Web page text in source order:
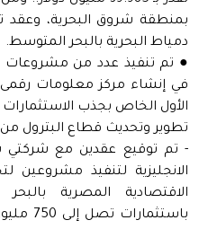
بمنطقة شروق البحرية، وعقد
دمياط البحرية بالبحر المتوسط.
● تم تنفيذ عدد من مشروعات
في إنشاء مركز معلومات رقمى
الأول الخاص بجذب
تطوير وتحديث قطاع البترول
- تم توقيع عقدين مع شركتي
الانجليزية لتنفيذ مشروعين
الاقتصادية المصرية